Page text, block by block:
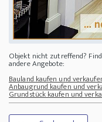
Objekt nicht zutreffend?
andere Angebote:
Bauland kaufen und
Anbaugrund kaufen und
Grundstück kaufen und